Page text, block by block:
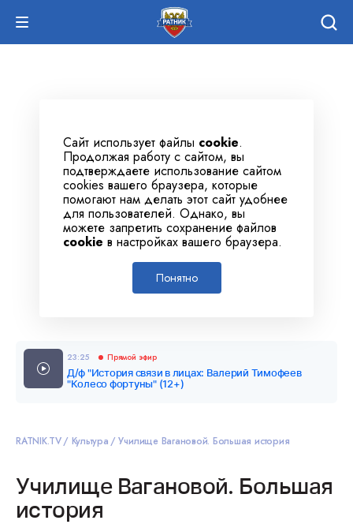
Сайт использует файлы cookie.
Продолжая работу с сайтом, вы
подтверждаете использование сайтом
cookies вашего браузера, которые
помогают нам делать этот сайт удобнее
для пользователей. Однако, вы
можете запретить сохранение файлов
cookie в настройках вашего браузера.
Понятно
23:25 Прямой эфир
Д/ф "История связи в лицах: Валерий Тимофеев
"Колесо фортуны" (12+)
RATNIK.TV Культура Училище Вагановой. Большая история
Училище Вагановой. Большая
история